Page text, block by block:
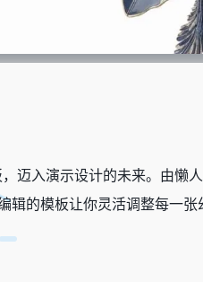
迈入演示设计的未来。由懒
的模板让你灵活调整每一张